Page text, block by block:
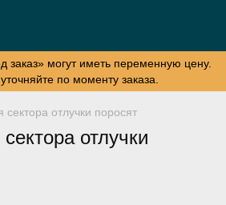
заказ» могут иметь переменную цену.
по моменту заказа.
отлучки поросят
отлучки